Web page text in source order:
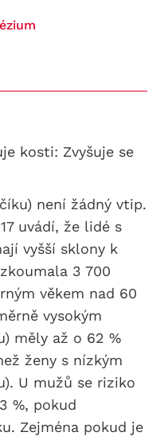
kosti: Zvyšuje se
není žádný vtip.
uvádí, že lidé s
vyšší sklony k
3 700
věkem nad 60
vysokým
měly až o 62 %
ženy s nízkým
U mužů se riziko
%, pokud
Zejména pokud je